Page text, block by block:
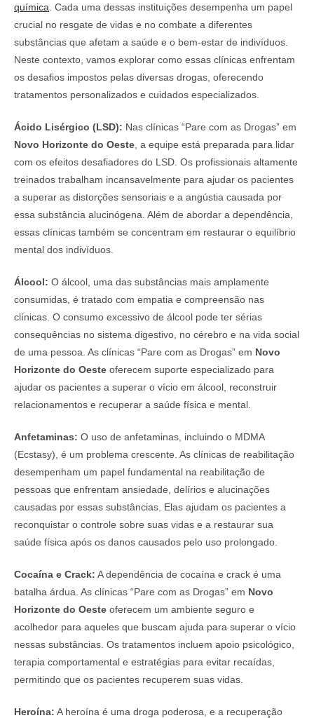
química . Cada uma dessas instituições desempenha um papel
crucial no resgate de vidas e no combate a diferentes
substâncias que afetam a saúde e o bem-estar de indivíduos.
Neste contexto, vamos explorar como essas clínicas enfrentam
os desafios impostos pelas diversas drogas, oferecendo
tratamentos personalizados e cuidados especializados.
Ácido Lisérgico (LSD): Nas clínicas “Pare com as Drogas” em
Novo Horizonte do Oeste , a equipe está preparada para lidar
com os efeitos desafiadores do LSD. Os profissionais altamente
treinados trabalham incansavelmente para ajudar os pacientes
a superar as distorções sensoriais e a angústia causada por
essa substância alucinógena. Além de abordar a dependência,
essas clínicas também se concentram em restaurar o equilíbrio
mental dos indivíduos.
Álcool: O álcool, uma das substâncias mais amplamente
consumidas, é tratado com empatia e compreensão nas
clínicas. O consumo excessivo de álcool pode ter sérias
consequências no sistema digestivo, no cérebro e na vida social
de uma pessoa. As clínicas “Pare com as Drogas” em Novo
Horizonte do Oeste oferecem suporte especializado para
ajudar os pacientes a superar o vício em álcool, reconstruir
relacionamentos e recuperar a saúde física e mental.
Anfetaminas: O uso de anfetaminas, incluindo o MDMA
(Ecstasy), é um problema crescente. As clínicas de reabilitação
desempenham um papel fundamental na reabilitação de
pessoas que enfrentam ansiedade, delírios e alucinações
causadas por essas substâncias. Elas ajudam os pacientes a
reconquistar o controle sobre suas vidas e a restaurar sua
saúde física após os danos causados pelo uso prolongado.
Cocaína e Crack: A dependência de cocaína e crack é uma
batalha árdua. As clínicas “Pare com as Drogas” em Novo
Horizonte do Oeste oferecem um ambiente seguro e
acolhedor para aqueles que buscam ajuda para superar o vício
nessas substâncias. Os tratamentos incluem apoio psicológico,
terapia comportamental e estratégias para evitar recaídas,
permitindo que os pacientes recuperem suas vidas.
Heroína: A heroína é uma droga poderosa, e a recuperação